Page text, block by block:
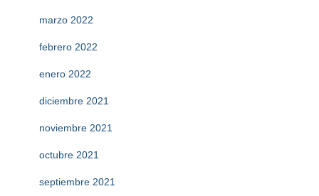
marzo 2022
febrero 2022
enero 2022
diciembre 2021
noviembre 2021
octubre 2021
septiembre 2021